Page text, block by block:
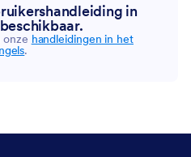
in
onze handleidingen in het
.